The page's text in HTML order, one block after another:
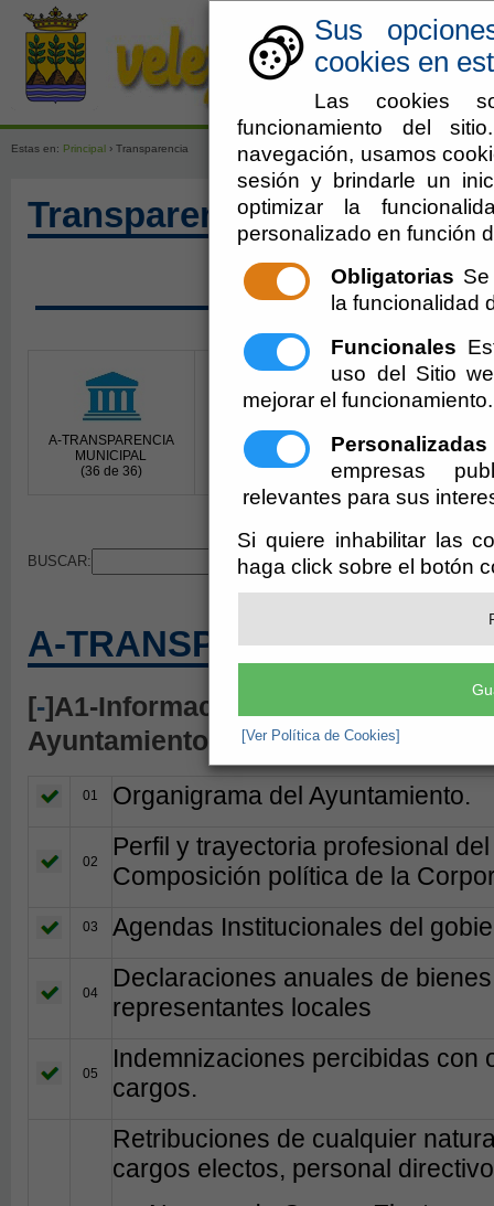
Sus
cookies en
Las cookies
funcionamiento del
navegación, usamos
sesión y brindarle un
optimizar la
personalizado en función
Obligatorias
la funcionalidad
Funcionales
uso del Sitio
mejorar el funcionamiento.
Personalizadas
empresas
relevantes para sus
Si quiere inhabilitar las
haga click sobre el botón
[Ver Política de Cookies]
Estas en: Principal › Transparencia
Transparencia
SOLICITAR ACCESO A
A-TRANSPARENCIA
MUNICIPAL
(36 de 36)
B-COMUNICACIÓN
PÚBLICA
(13 de 13)
C-ECONÓMICO
FINANCIERA
(12 de 12)
BUSCAR:
A-TRANSPARENCIA
[-]A1-Información sobre los
Ayuntamiento
01 Organigrama del Ayuntamiento.
02
Perfil y trayectoria profesional
Composición política de la
03 Agendas Institucionales del
04
Declaraciones anuales de
representantes locales
05
Indemnizaciones percibidas con
cargos.
Retribuciones de cualquier
cargos electos, personal